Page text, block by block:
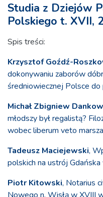
Studia z Dziejów
Polskiego t. XVII,
Spis treści:
Krzysztof Goźdź-
dokonywaniu zaborów
średniowiecznej Polsce
Michał Zbigniew
młodszy był regalistą?
wobec liberum veto
Tadeusz Maciejewski,
polskich na ustrój
Piotr Kitowski, Notarius